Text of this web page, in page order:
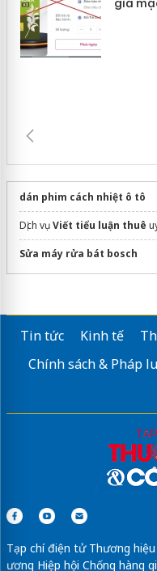
dán phim cách nhiệt ô tô
Dịch vụViết tiểu luận thuê
Sửa máy rửa bát bosch
Tin tức Kinh tế
Chính sách & Pháp
Tạp chí điện tử Thương
ương Hiệp hội Chống hàng